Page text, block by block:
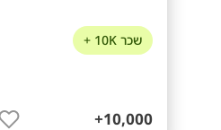
שכר 10K +
10,000+